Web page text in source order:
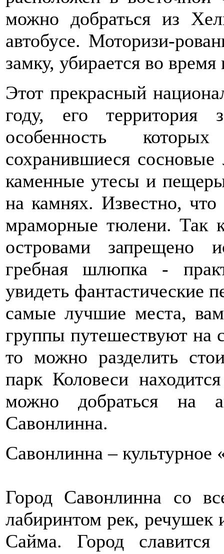
можно добраться из
автобусе. Моторизи-
замку, убирается во
Этот прекрасный
году, его территория
особенность
сохранившиеся
каменные утесы и
на камнях. Известно,
мраморные тюлени. Так
островами запрещено
гребная шлюпка -
увидеть фантастические
самые лучшие места,
группы путешествуют на
то можно разделить
парк Коловеси
можно добраться на
Савонлинна.
Савонлинна – культурное
Город Савонлинна со
лабиринтом рек, речушек
Сайма. Город славится